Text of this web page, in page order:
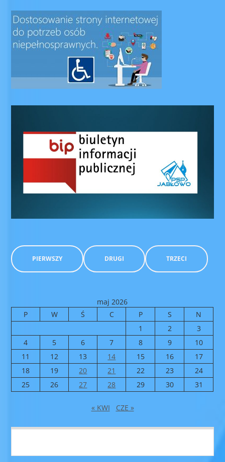
PIERWSZY DRUGI TRZECI
maj 2026
P
W Ś C P S
N
1
2
3
4
5 6 7 8 9
10
11
12 13 14 15 16
17
18
19 20 21 22 23
24
25
26 27 28 29 30 31
« KWI CZE »